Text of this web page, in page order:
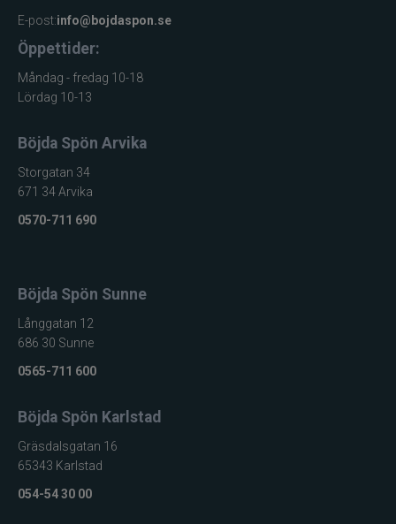
E-post:info@bojdaspon.se
Öppettider:
Måndag - fredag 10-18
Lördag 10-13
Böjda Spön Arvika
Storgatan 34
671 34 Arvika
0570-711 690
Böjda Spön Sunne
Långgatan 12
686 30 Sunne
0565-711 600
Böjda Spön Karlstad
Gräsdalsgatan 16
65343 Karlstad
054-54 30 00